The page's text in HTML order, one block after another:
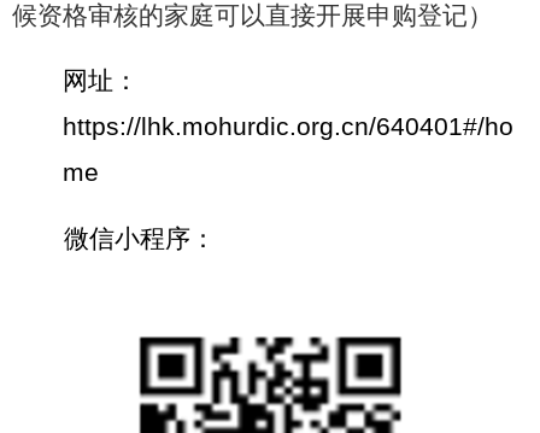
候资格审核的家庭可以直接开展申购登记）
网址：
https://lhk.mohurdic.org.cn/640401#/ho
me
微信小程序：